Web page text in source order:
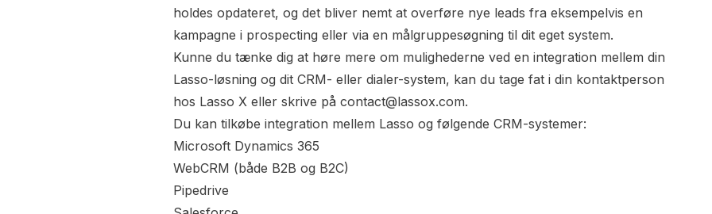
holdes opdateret, og det bliver nemt at overføre nye leads fra eksempelvis en
kampagne i prospecting eller via en målgruppesøgning til dit eget system.
Kunne du tænke dig at høre mere om mulighederne ved en integration mellem din
Lasso-løsning og dit CRM- eller dialer-system, kan du tage fat i din kontaktperson
hos Lasso X eller skrive på contact@lassox.com.
Du kan tilkøbe integration mellem Lasso og følgende CRM-systemer:
Microsoft Dynamics 365
WebCRM (både B2B og B2C)
Pipedrive